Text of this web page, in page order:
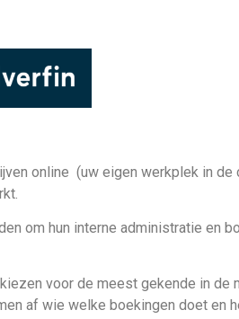
online (uw eigen werkplek in
om hun interne administratie en
voor de meest gekende in
af wie welke boekingen doet en